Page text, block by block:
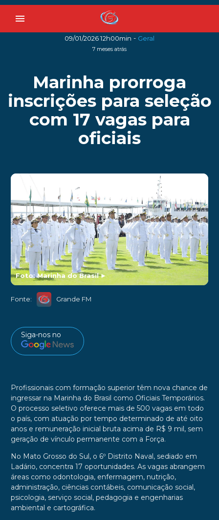
menu
09/01/2026 12h00min - Geral
7 meses atrás
Marinha prorroga
inscrições para seleção
com 17 vagas para
oficiais
Foto: Marinha do Brasil►
Fonte: Grande FM
Siga-nos no
Profissionais com formação superior têm nova chance de
ingressar na Marinha do Brasil como Oficiais Temporários.
O processo seletivo oferece mais de 500 vagas em todo
o país, com atuação por tempo determinado de até oito
anos e remuneração inicial bruta acima de R$ 9 mil, sem
geração de vínculo permanente com a Força.
No Mato Grosso do Sul, o 6º Distrito Naval, sediado em
Ladário, concentra 17 oportunidades. As vagas abrangem
áreas como odontologia, enfermagem, nutrição,
administração, ciências contábeis, comunicação social,
psicologia, serviço social, pedagogia e engenharias
ambiental e cartográfica.